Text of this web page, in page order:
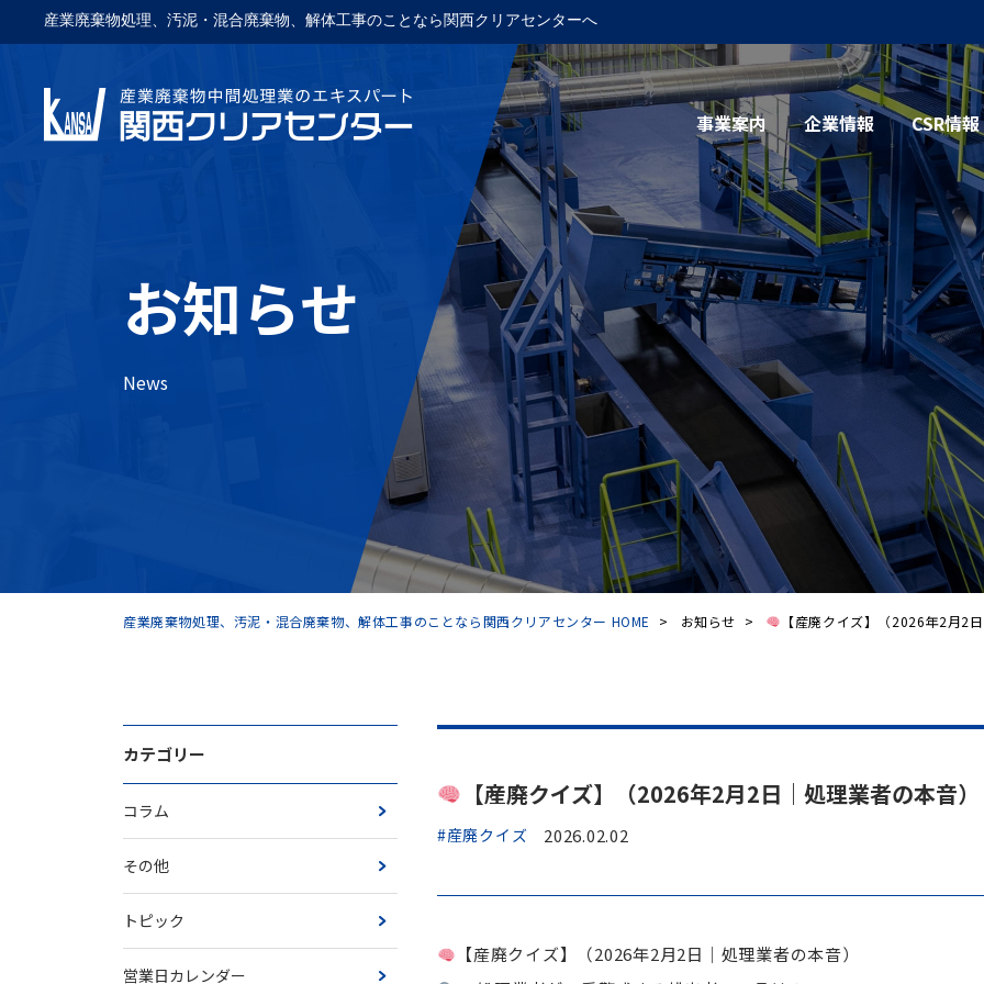
産業廃棄物処理、汚泥・混合廃棄物、解体工事のことなら関西クリアセンターへ
事業案内 企業情報 CSR情報
お知らせ
News
産業廃棄物処理、汚泥・混合廃棄物、解体工事のことなら関西クリアセンター HOME > お知らせ > 【産廃クイズ】（2026年2月2
カテゴリー
コラム
その他
トピック
営業日カレンダー
【産廃クイズ】（2026年2月2日｜処理業者の本音）
#産廃クイズ 2026.02.02
【産廃クイズ】（2026年2月2日｜処理業者の本音）